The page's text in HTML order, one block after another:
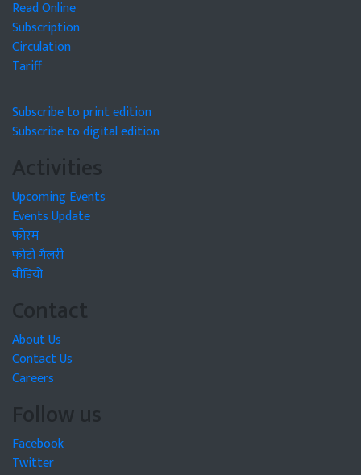
Read Online
Subscription
Circulation
Tariff
Subscribe to print edition
Subscribe to digital edition
Activities
Upcoming Events
Events Update
फोरम
फोटो गैलरी
वीडियो
Contact
About Us
Contact Us
Careers
Follow us
Facebook
Twitter